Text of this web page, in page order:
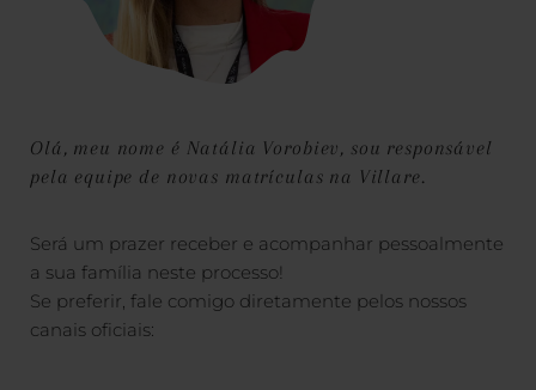
Olá, meu nome é Natália Vorobiev, sou responsável
pela equipe de novas matrículas na Villare.
Será um prazer receber e acompanhar pessoalmente
a sua família neste processo!
Se preferir, fale comigo diretamente pelos nossos
canais oficiais: